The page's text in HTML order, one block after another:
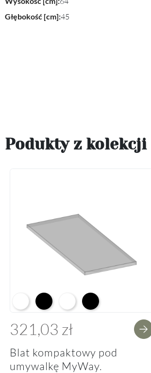
Głębokość [cm]:45
Podukty z kolekcji
Alpine White K02
Black K16Alpine White Struktura K37
K14 Soft Black
321,03 zł
Blat kompaktowy pod
umywalkę MyWay.